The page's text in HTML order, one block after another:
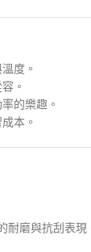
度。
。
的樂趣。
本。
磨與抗刮表